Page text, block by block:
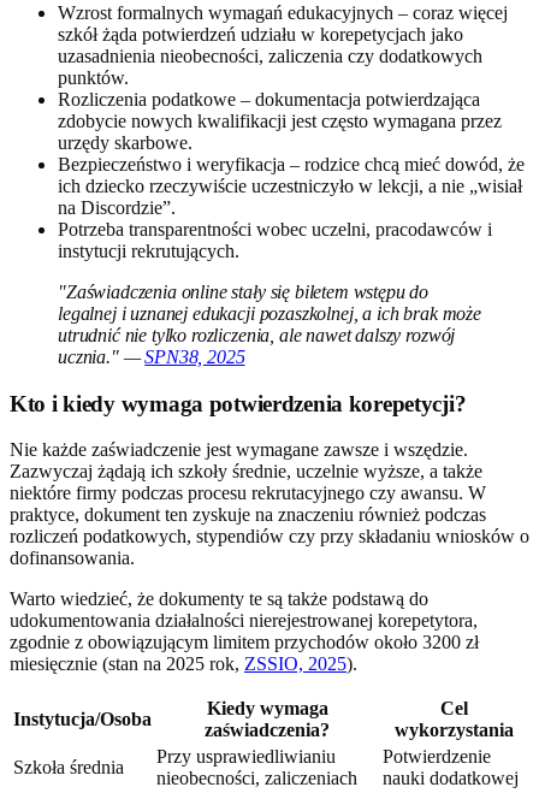
Wzrost formalnych wymagań edukacyjnych – coraz więcej
szkół żąda potwierdzeń udziału w korepetycjach jako
uzasadnienia nieobecności, zaliczenia czy dodatkowych
punktów.
Rozliczenia podatkowe – dokumentacja potwierdzająca
zdobycie nowych kwalifikacji jest często wymagana przez
urzędy skarbowe.
Bezpieczeństwo i weryfikacja – rodzice chcą mieć dowód, że
ich dziecko rzeczywiście uczestniczyło w lekcji, a nie „wisiał
na Discordzie”.
Potrzeba transparentności wobec uczelni, pracodawców i
instytucji rekrutujących.
"Zaświadczenia online stały się biletem wstępu do
legalnej i uznanej edukacji pozaszkolnej, a ich brak może
utrudnić nie tylko rozliczenia, ale nawet dalszy rozwój
ucznia." —SPN38, 2025
Kto i kiedy wymaga potwierdzenia korepetycji?
Nie każde zaświadczenie jest wymagane zawsze i wszędzie.
Zazwyczaj żądają ich szkoły średnie, uczelnie wyższe, a także
niektóre firmy podczas procesu rekrutacyjnego czy awansu. W
praktyce, dokument ten zyskuje na znaczeniu również podczas
rozliczeń podatkowych, stypendiów czy przy składaniu wniosków o
dofinansowania.
Warto wiedzieć, że dokumenty te są także podstawą do
udokumentowania działalności nierejestrowanej korepetytora,
zgodnie z obowiązującym limitem przychodów około 3200 zł
miesięcznie (stan na 2025 rok, ZSSIO, 2025).
Instytucja/Osoba
Kiedy wymaga
zaświadczenia?
Cel
wykorzystania
Szkoła średnia
Przy usprawiedliwianiu
nieobecności, zaliczeniach
Potwierdzenie
nauki dodatkowej